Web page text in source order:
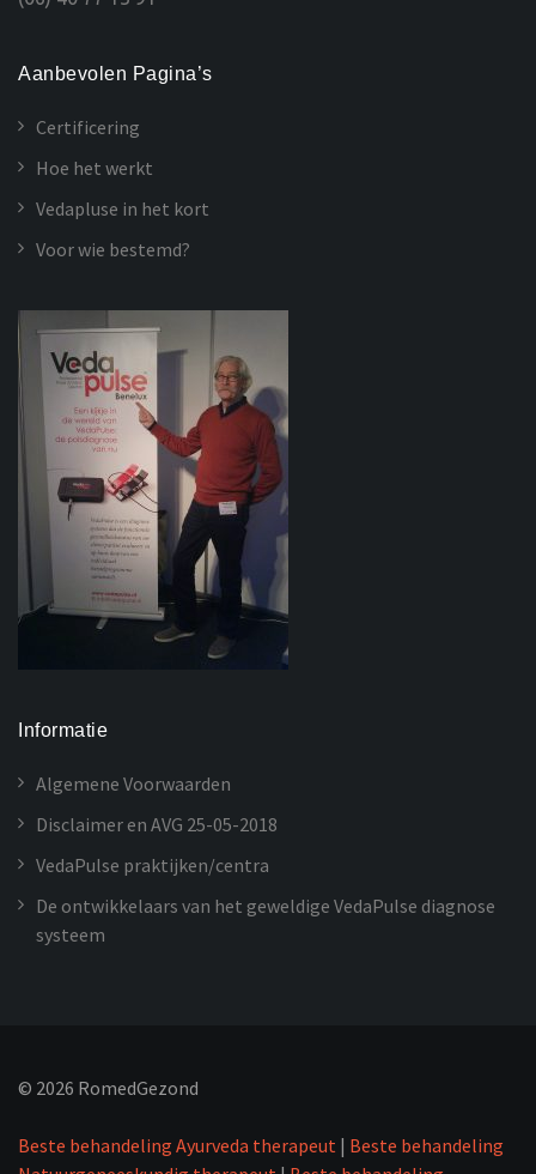
Aanbevolen Pagina’s
Certificering
Hoe het werkt
Vedapluse in het kort
Voor wie bestemd?
Informatie
Algemene Voorwaarden
Disclaimer en AVG 25-05-2018
VedaPulse praktijken/centra
De ontwikkelaars van het geweldige VedaPulse diagnose
systeem
© 2026 RomedGezond
Beste behandeling Ayurveda therapeut | Beste behandeling